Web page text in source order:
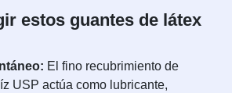
estos guantes de látex
El fino recubrimiento de
USP actúa como lubricante,